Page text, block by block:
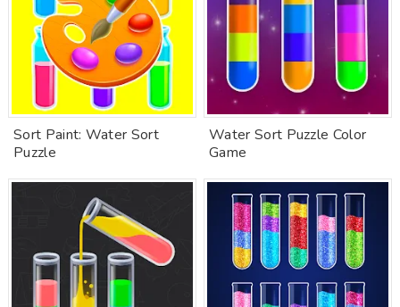
Sort Paint: Water Sort
Puzzle
Water Sort Puzzle Color
Game